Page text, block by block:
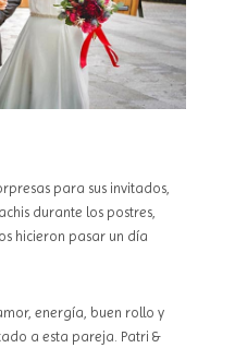
para sus invitados,
durante los postres,
hicieron pasar un día
energía, buen rollo y
a esta pareja. Patri &